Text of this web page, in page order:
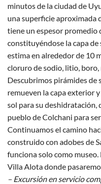
minutos de la ciudad de
una superficie aproximada
tiene un espesor promedio
constituyéndose la capa de
estima en alrededor de 10
cloruro de sodio, litio,
Descubrimos pirámides de
remueven la capa exterior
sol para su deshidratación,
pueblo de Colchani para
Continuamos el camino
construido con adobes de
funciona solo como museo.
Villa Alota donde
– Excursión en servicio